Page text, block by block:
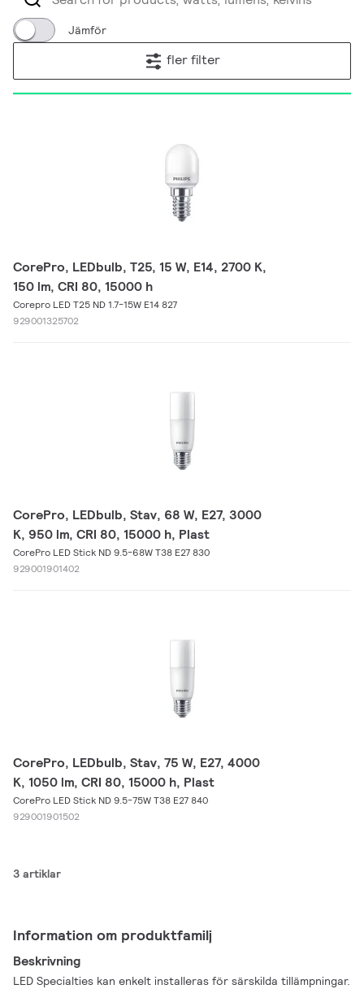
Jämför
fler filter
CorePro, LEDbulb, T25, 15 W, E14, 2700 K,
150 lm, CRI 80, 15000 h
Corepro LED T25 ND 1.7-15W E14 827
929001325702
CorePro, LEDbulb, Stav, 68 W, E27, 3000
K, 950 lm, CRI 80, 15000 h, Plast
CorePro LED Stick ND 9.5-68W T38 E27 830
929001901402
CorePro, LEDbulb, Stav, 75 W, E27, 4000
K, 1050 lm, CRI 80, 15000 h, Plast
CorePro LED Stick ND 9.5-75W T38 E27 840
929001901502
3 artiklar
Information om produktfamilj
Beskrivning
LED Specialties kan enkelt installeras för särskilda tillämpningar.